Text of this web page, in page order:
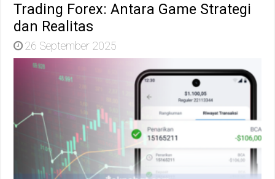
Trading Forex: Antara Game Strategi
dan Realitas
26 September 2025